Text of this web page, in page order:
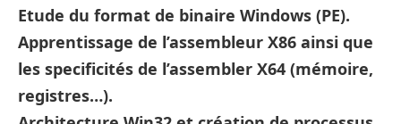
Etude du format de binaire Windows (PE).
Apprentissage de l’assembleur X86 ainsi que
les specificités de l’assembler X64 (mémoire,
registres…).